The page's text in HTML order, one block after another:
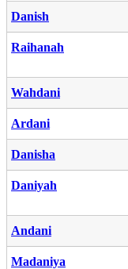
Danish
Raihanah
Wahdani
Ardani
Danisha
Daniyah
Andani
Madaniya